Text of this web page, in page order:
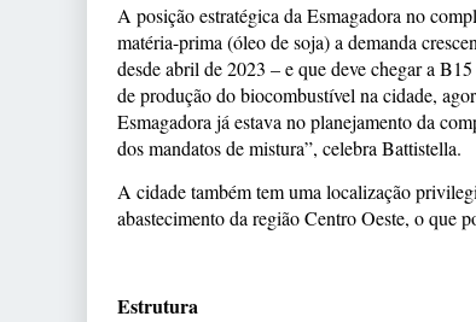
A posição estratégica da Esmagadora no
matéria-prima (óleo de soja) a demanda
desde abril de 2023 – e que deve chegar a
de produção do biocombustível na cidade,
Esmagadora já estava no planejamento da
dos mandatos de mistura”, celebra Battistella.
A cidade também tem uma localização
abastecimento da região Centro Oeste, o que
Estrutura